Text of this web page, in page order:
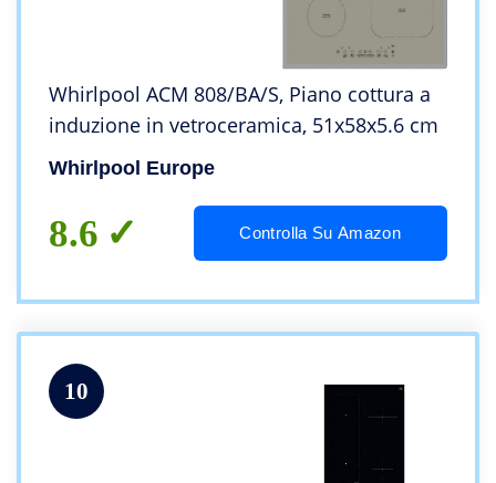
Whirlpool ACM 808/BA/S, Piano cottura a
induzione in vetroceramica, 51x58x5.6 cm
Whirlpool Europe
8.6 Controlla Su Amazon
10